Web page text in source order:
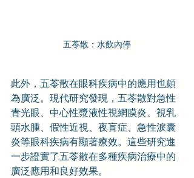
五苓散：水飲內停
此外，五苓散在眼科疾病中的應用也頗
為廣泛。現代研究發現，五苓散對急性
青光眼、中心性漿液性視網膜炎、視乳
頭水腫、假性近視、夜盲症、急性淚囊
炎等眼科疾病有顯著療效。這些研究進
一步證實了五苓散在多種疾病治療中的
廣泛應用和良好效果。